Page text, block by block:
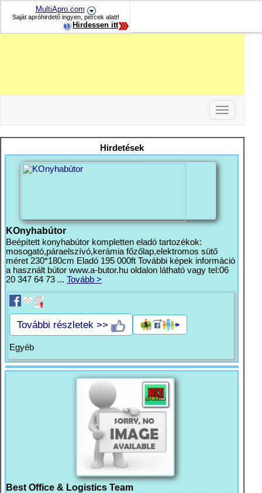
MultiApro.com
Saját apróhirdető ingyen, percek alatt!
Hirdessen itt
Toggle
navigation
-
-
Hirdetések
KOnyhabútor
Beépített konyhabútor kompletten eladó tartozékok:
mosogató,páraelszívó,kerámia főzőlap,elektromos sütő
méret 230*180cm Eladó 195 000ft További képek információ
a használt bútor www.a-butor.hu oldalon látható vagy tel:06
20 347 64 73 ... Tovább >
További részletek >>
Egyéb
Best Office & Logistics Team